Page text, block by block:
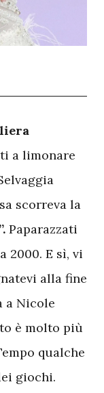
a limonare
scorreva la
Paparazzati
2000. E sì, vi
alla fine
a Nicole
è molto più
qualche
giochi.